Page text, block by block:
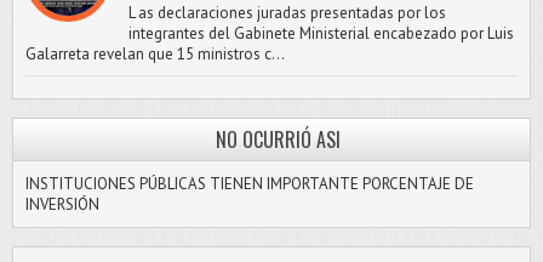
L as declaraciones juradas presentadas por los
integrantes del Gabinete Ministerial encabezado por Luis
Galarreta revelan que 15 ministros c...
NO OCURRIÓ ASI
INSTITUCIONES PÚBLICAS TIENEN IMPORTANTE PORCENTAJE DE
INVERSIÓN